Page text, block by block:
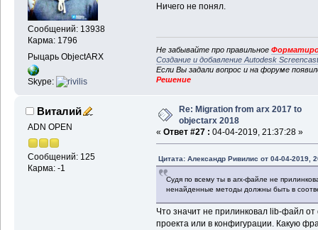
Сообщений: 13938
Карма: 1796
Рыцарь ObjectARX
Skype:
Ничего не понял.
Не забывайте про правильное
Создание и добавление Autodesk
Если Вы задали вопрос и на форуме
Решение
Виталий
ADN OPEN
Сообщений: 125
Карма: -1
Re: Migration from arx 2017 to
objectarx 2018
« Ответ #27 : 04-04-2019, 21:37:28 »
Цитата: Александр Ривилис от 04-04-2019,
Судя по всему ты в arx-файле не
ненайденные методы должны быть в
Что значит не прилинковал lib-файл
проекта или в конфигурации. Какую